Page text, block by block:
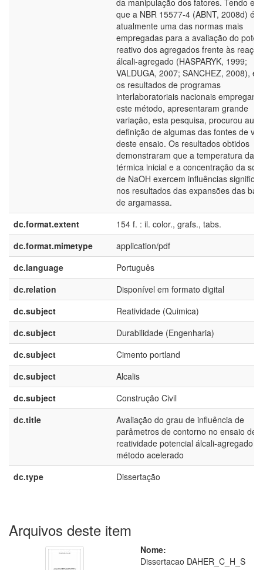
da manipulação dos fatores. Tendo
que a NBR 15577-4 (ABNT, 2008d) é
atualmente uma das normas mais
empregadas para a avaliação do
reativo dos agregados frente às
álcali-agregado (HASPARYK, 1999;
VALDUGA, 2007; SANCHEZ, 2008), e
os resultados de programas
interlaboratoriais nacionais
este método, apresentaram grande
variação, esta pesquisa, procurou
definição de algumas das fontes de
deste ensaio. Os resultados obtidos
demonstraram que a temperatura da
térmica inicial e a concentração da
de NaOH exercem influências
nos resultados das expansões das
de argamassa.
dc.format.extent
154 f. : il. color., grafs., tabs.
dc.format.mimetype
application/pdf
dc.language
Português
dc.relation
Disponível em formato digital
dc.subject
Reatividade (Quimica)
dc.subject
Durabilidade (Engenharia)
dc.subject
Cimento portland
dc.subject
Alcalis
dc.subject
Construção Civil
dc.title
Avaliação do grau de influência de
parâmetros de contorno no ensaio de
reatividade potencial álcali-agregado
método acelerado
dc.type
Dissertação
Arquivos deste item
Nome:
Dissertacao DAHER_C_H_S